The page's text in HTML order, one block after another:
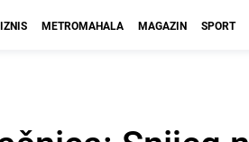
METROMAHALA MAGAZIN SPORT